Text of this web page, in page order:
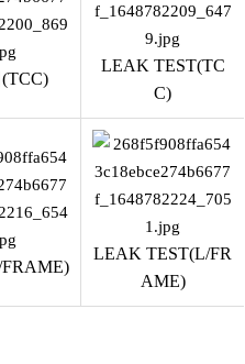
LEAK TEST(TC
C)
LEAK TEST(L/FR
AME)